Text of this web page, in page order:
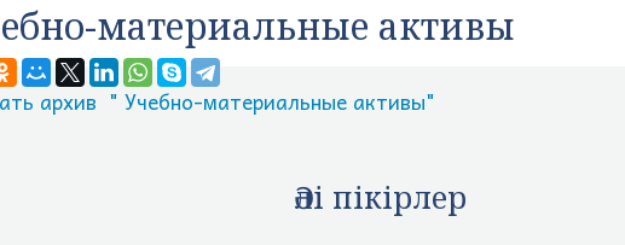
материальные активы
архив " Учебно-материальные активы"
Әлі пікірлер